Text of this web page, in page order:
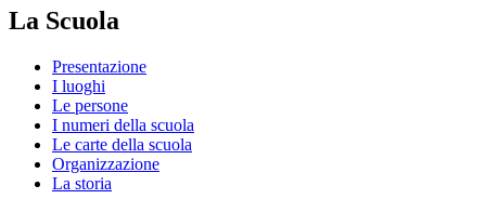
La Scuola
Presentazione
I luoghi
Le persone
I numeri della scuola
Le carte della scuola
Organizzazione
La storia